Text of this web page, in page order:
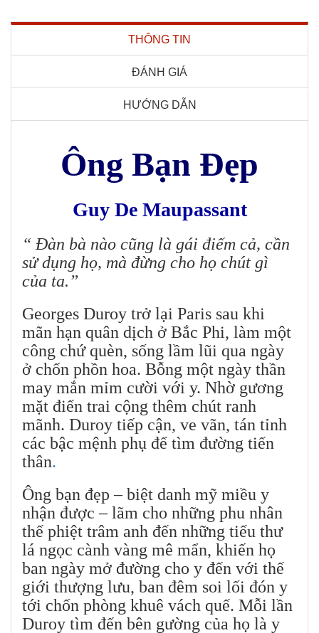
THÔNG TIN
ĐÁNH GIÁ
HƯỚNG DẪN
Ông Bạn Đẹp
Guy De Maupassant
“ Đàn bà nào cũng là gái điếm cả, cần
sử dụng họ, mà đừng cho họ chút gì
của ta.”
Georges Duroy trở lại Paris sau khi
mãn hạn quân dịch ở Bắc Phi, làm một
công chứ quèn, sống lầm lũi qua ngày
ở chốn phồn hoa. Bỗng một ngày thần
may mắn mỉm cười với y. Nhờ gương
mặt điển trai cộng thêm chút ranh
mãnh. Duroy tiếp cận, ve vãn, tán tỉnh
các bậc mệnh phụ để tìm đường tiến
thân.
Ông bạn đẹp – biệt danh mỹ miều y
nhận được – lãm cho những phu nhân
thế phiệt trâm anh đến những tiểu thư
lá ngọc cành vàng mê mẩn, khiến họ
ban ngày mở đường cho y đến với thế
giới thượng lưu, ban đêm soi lối đón y
tới chốn phòng khuê vách quế. Mỗi lần
Duroy tìm đến bên gường của họ là y